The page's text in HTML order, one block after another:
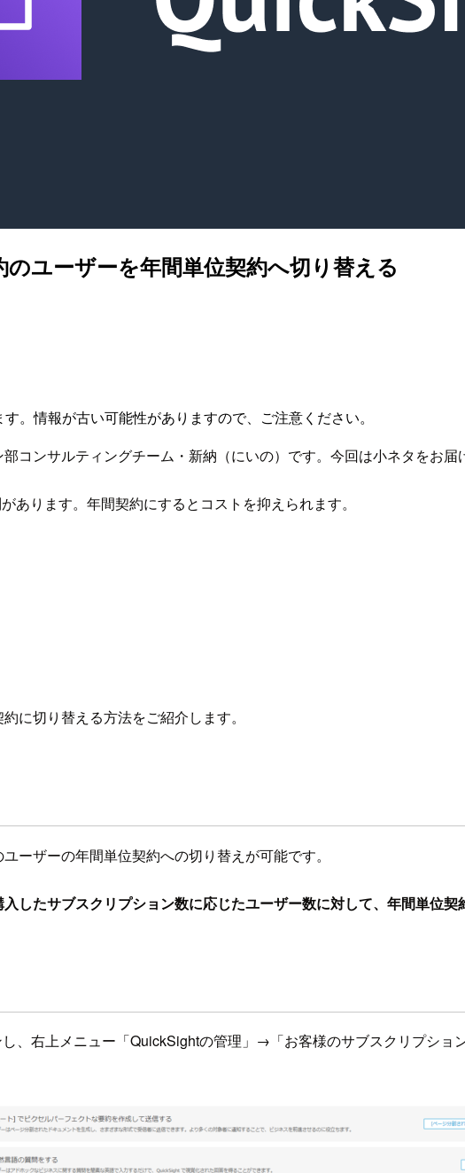
ユーザーを年間単位契約へ切り替える
。情報が古い可能性がありますので、ご注意ください。
コンサルティングチーム・新納（にいの）です。今回は小ネタをお届
ります。年間契約にするとコストを抑えられます。
に切り替える方法をご紹介します。
ーザーの年間単位契約への切り替えが可能です。
入したサブスクリプション数に応じたユーザー数に対して、年間単位契
、右上メニュー「QuickSightの管理」→「お客様のサブスクリプシ